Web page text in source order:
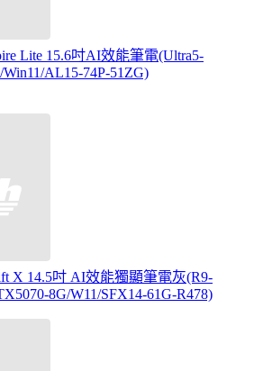
Lite 15.6吋AI效能筆電(Ultra5-
Win11/AL15-74P-51ZG)
X 14.5吋 AI效能獨顯筆電灰(R9-
8G/W11/SFX14-61G-R478)